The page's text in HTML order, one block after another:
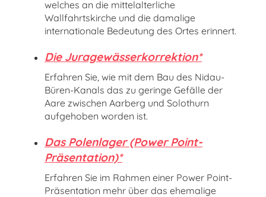
welches an die mittelalterliche
Wallfahrtskirche und die damalige
internationale Bedeutung des Ortes erinnert.
Die Juragewässerkorrektion*
Erfahren Sie, wie mit dem Bau des Nidau-
Büren-Kanals das zu geringe Gefälle der
Aare zwischen Aarberg und Solothurn
aufgehoben worden ist.
Das Polenlager (Power Point-
Präsentation)*
Erfahren Sie im Rahmen einer Power Point-
Präsentation mehr über das ehemalige